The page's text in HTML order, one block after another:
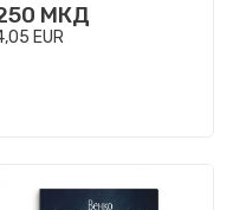
МКД
EUR